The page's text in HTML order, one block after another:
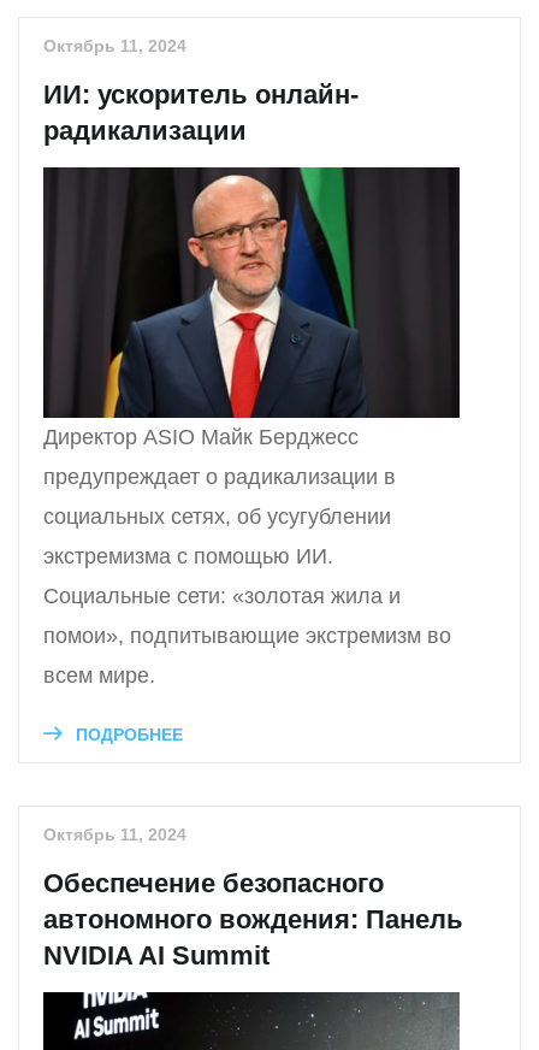
Октябрь 11, 2024
ИИ: ускоритель онлайн-
радикализации
Директор ASIO Майк Берджесс
предупреждает о радикализации в
социальных сетях, об усугублении
экстремизма с помощью ИИ.
Социальные сети: «золотая жила и
помои», подпитывающие экстремизм во
всем мире.
ПОДРОБНЕЕ
Октябрь 11, 2024
Обеспечение безопасного
автономного вождения: Панель
NVIDIA AI Summit